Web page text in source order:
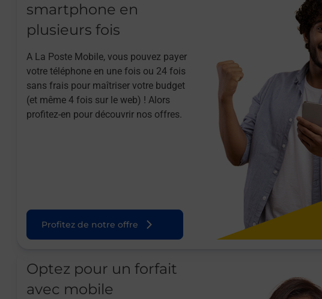
smartphone en
plusieurs fois
A La Poste Mobile, vous pouvez payer
votre téléphone en une fois ou 24 fois
sans frais pour maîtriser votre budget
(et même 4 fois sur le web) ! Alors
profitez-en pour découvrir nos offres.
Profitez de notre offre
Optez pour un forfait
avec mobile